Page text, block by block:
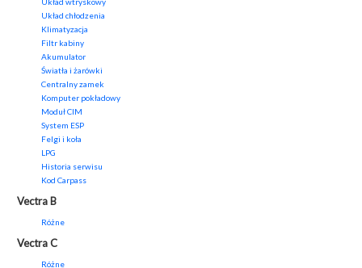
Układ chłodzenia
Klimatyzacja
Filtr kabiny
Akumulator
Światła i żarówki
Centralny zamek
Komputer pokładowy
Moduł CIM
System ESP
Felgi i koła
LPG
Historia serwisu
Kod Carpass
Vectra B
Różne
Vectra C
Różne